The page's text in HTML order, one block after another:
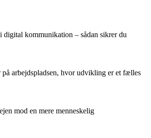
digital kommunikation – sådan sikrer du
arbejdspladsen, hvor udvikling er et fælles
mod en mere menneskelig